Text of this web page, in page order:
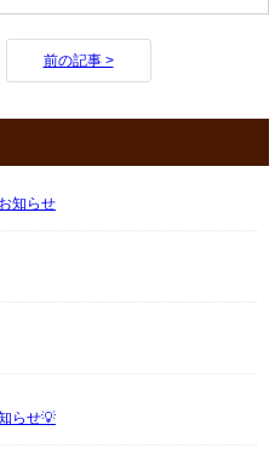
前の記事 >
知らせ
らせ💡